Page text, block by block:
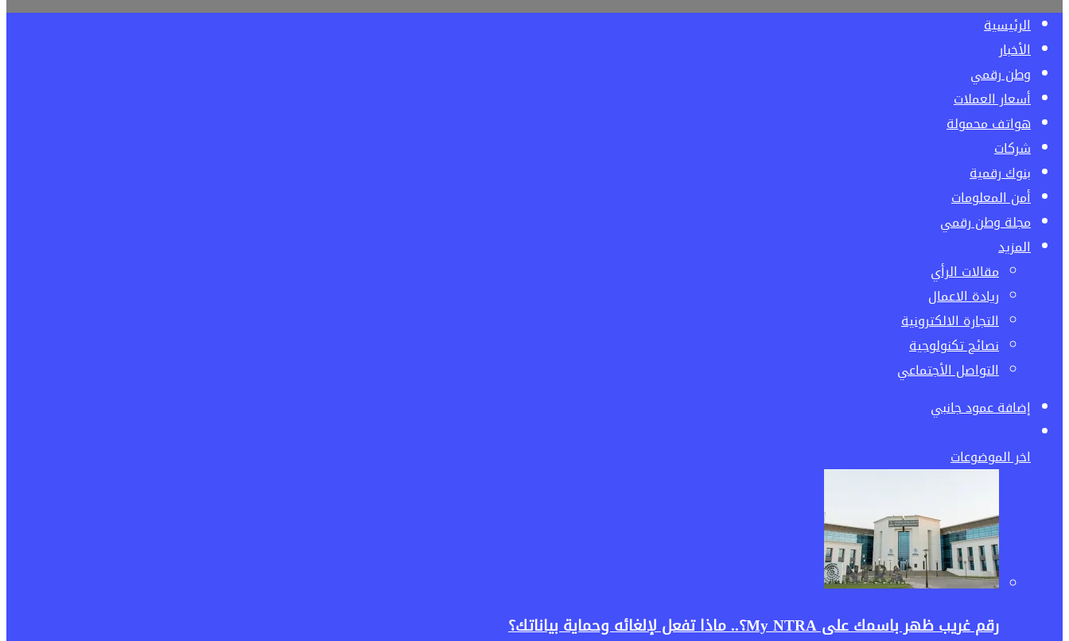
الرئيسية
الأخبار
وطن رقمي
أسعار العملات
هواتف محمولة
شركات
بنوك رقمية
أمن المعلومات
مجلة وطن رقمي
المزيد
مقالات الرأي
ريادة الاعمال
التجارة الالكترونية
نصائح تكنولوجية
التواصل الأجتماعي
إضافة عمود جانبي
اخر الموضوعات
رقم غريب ظهر باسمك على My NTRA؟.. ماذا تفعل لإلغائه وحماية بياناتك؟